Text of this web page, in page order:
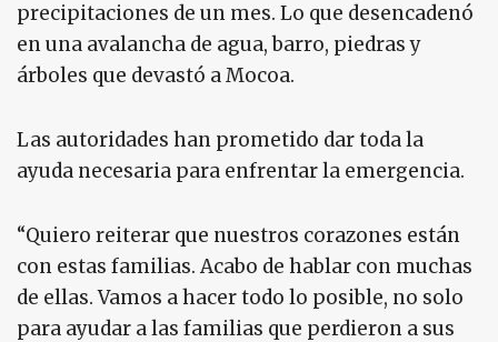
precipitaciones de un mes. Lo que desencadenó
en una avalancha de agua, barro, piedras y
árboles que devastó a Mocoa.
Las autoridades han prometido dar toda la
ayuda necesaria para enfrentar la emergencia.
“Quiero reiterar que nuestros corazones están
con estas familias. Acabo de hablar con muchas
de ellas. Vamos a hacer todo lo posible, no solo
para ayudar a las familias que perdieron a sus